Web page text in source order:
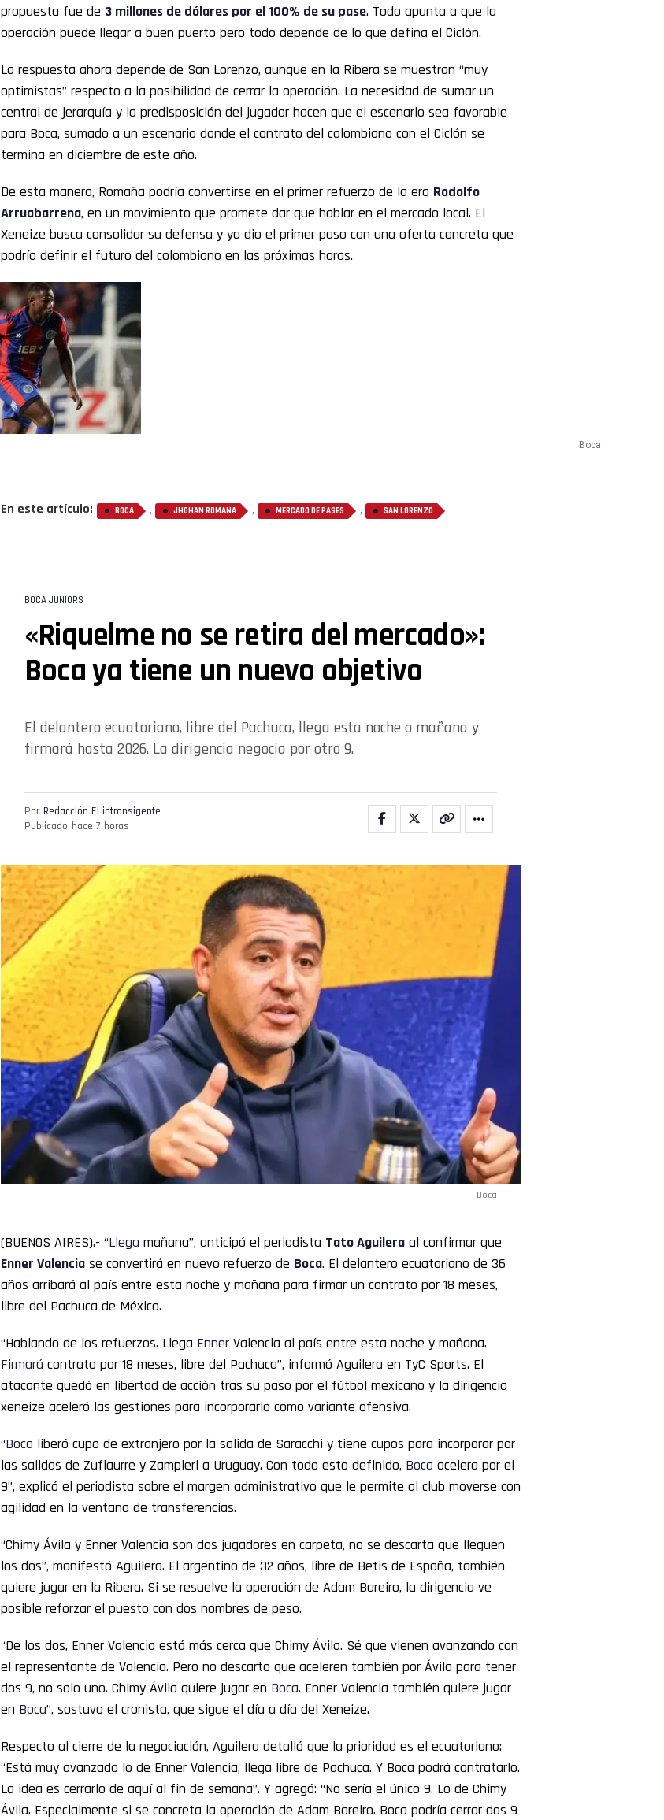
propuesta fue de 3 millones de dólares por el 100% de su pase. Todo apunta a que la
operación puede llegar a buen puerto pero todo depende de lo que defina el Ciclón.
La respuesta ahora depende de San Lorenzo, aunque en la Ribera se muestran “muy
optimistas” respecto a la posibilidad de cerrar la operación. La necesidad de sumar un
central de jerarquía y la predisposición del jugador hacen que el escenario sea favorable
para Boca, sumado a un escenario donde el contrato del colombiano con el Ciclón se
termina en diciembre de este año.
De esta manera, Romaña podría convertirse en el primer refuerzo de la era Rodolfo
Arruabarrena, en un movimiento que promete dar que hablar en el mercado local. El
Xeneize busca consolidar su defensa y ya dio el primer paso con una oferta concreta que
podría definir el futuro del colombiano en las próximas horas.
Boca
En este artículo: BOCA , JHOHAN ROMAÑA , MERCADO DE PASES , SAN LORENZO
BOCA JUNIORS
«Riquelme no se retira del mercado»:
Boca ya tiene un nuevo objetivo
El delantero ecuatoriano, libre del Pachuca, llega esta noche o mañana y
firmará hasta 2026. La dirigencia negocia por otro 9.
Por Redacción El intransigente
Publicado hace 7 horas
Boca
(BUENOS AIRES).- “Llega mañana”, anticipó el periodista Tato Aguilera al confirmar que
Enner Valencia se convertirá en nuevo refuerzo de Boca. El delantero ecuatoriano de 36
años arribará al país entre esta noche y mañana para firmar un contrato por 18 meses,
libre del Pachuca de México.
“Hablando de los refuerzos. Llega Enner Valencia al país entre esta noche y mañana.
Firmará contrato por 18 meses, libre del Pachuca”, informó Aguilera en TyC Sports. El
atacante quedó en libertad de acción tras su paso por el fútbol mexicano y la dirigencia
xeneize aceleró las gestiones para incorporarlo como variante ofensiva.
“Boca liberó cupo de extranjero por la salida de Saracchi y tiene cupos para incorporar por
las salidas de Zufiaurre y Zampieri a Uruguay. Con todo esto definido, Boca acelera por el
9”, explicó el periodista sobre el margen administrativo que le permite al club moverse con
agilidad en la ventana de transferencias.
“Chimy Ávila y Enner Valencia son dos jugadores en carpeta, no se descarta que lleguen
los dos”, manifestó Aguilera. El argentino de 32 años, libre de Betis de España, también
quiere jugar en la Ribera. Si se resuelve la operación de Adam Bareiro, la dirigencia ve
posible reforzar el puesto con dos nombres de peso.
“De los dos, Enner Valencia está más cerca que Chimy Ávila. Sé que vienen avanzando con
el representante de Valencia. Pero no descarto que aceleren también por Ávila para tener
dos 9, no solo uno. Chimy Ávila quiere jugar en Boca. Enner Valencia también quiere jugar
en Boca”, sostuvo el cronista, que sigue el día a día del Xeneize.
Respecto al cierre de la negociación, Aguilera detalló que la prioridad es el ecuatoriano:
“Está muy avanzado lo de Enner Valencia, llega libre de Pachuca. Y Boca podrá contratarlo.
La idea es cerrarlo de aquí al fin de semana”. Y agregó: “No sería el único 9. Lo de Chimy
Ávila. Especialmente si se concreta la operación de Adam Bareiro. Boca podría cerrar dos 9